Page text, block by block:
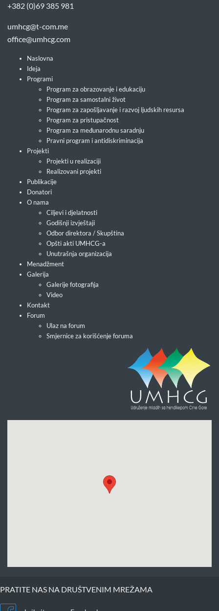
+382 (0)69 385 981
umhcg@t-com.me
office@umhcg.com
Naslovna
Ideja
Programi
Program za obrazovanje i edukaciju
Program za samostalni život
Program za zapošljavanje i razvoj ljudskih resursa
Program za pristupačnost
Program za međunarodnu saradnju
Pravni program i antidiskriminacija
Projekti
Projekti u realizaciji
Realizovani projekti
Publikacije
Donatori
O nama
Ciljevi i djelatnosti
Godišnji izvještaji
Odbor direktora / Skupština
Opšti akti UMHCG-a
Unutrašnja organizacija
Menadžment
Galerija
Galerije fotografija
Video
Kontakt
Forum
Ulaz na forum
Smjernice za korišćenje foruma
PRATITE NAS NA DRUŠTVENIM MREŽAMA